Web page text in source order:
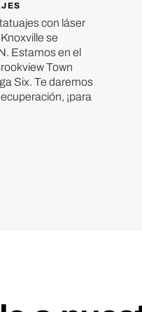
con láser
se
Estamos en el
Town
Six. Te daremos
¡para